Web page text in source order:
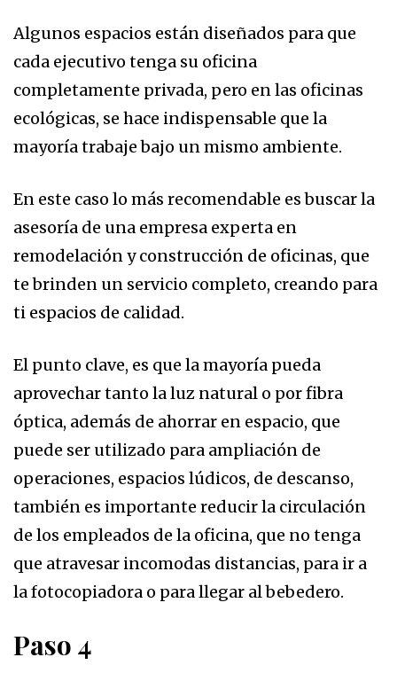
Algunos espacios están diseñados para que
cada ejecutivo tenga su oficina
completamente privada, pero en las oficinas
ecológicas, se hace indispensable que la
mayoría trabaje bajo un mismo ambiente.
En este caso lo más recomendable es buscar la
asesoría de una empresa experta en
remodelación y construcción de oficinas, que
te brinden un servicio completo, creando para
ti espacios de calidad.
El punto clave, es que la mayoría pueda
aprovechar tanto la luz natural o por fibra
óptica, además de ahorrar en espacio, que
puede ser utilizado para ampliación de
operaciones, espacios lúdicos, de descanso,
también es importante reducir la circulación
de los empleados de la oficina, que no tenga
que atravesar incomodas distancias, para ir a
la fotocopiadora o para llegar al bebedero.
Paso 4